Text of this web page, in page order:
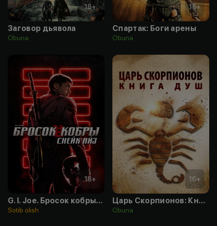
18+
Заговор дьявола
Obuna
18+
Спартак: Боги арены
Obuna
18+
G. I. Joe. Бросок кобры: Снейк Айз
Sotib olish
16+
Царь Скорпионов: Книга Душ
Obuna